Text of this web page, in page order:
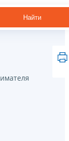
Найти